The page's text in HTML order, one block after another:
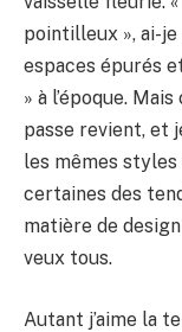
pointilleux », ai-
espaces épurés
» à l’époque.
passe revient, et
les mêmes styles
certaines des
matière de
veux tous.
Autant j’aime la